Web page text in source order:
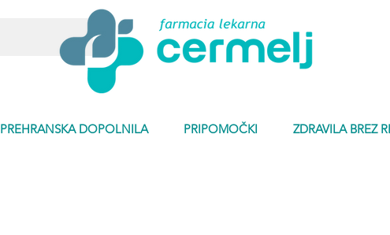
PREHRANSKA DOPOLNILA PRIPOMOČKI ZDRAVILA BREZ